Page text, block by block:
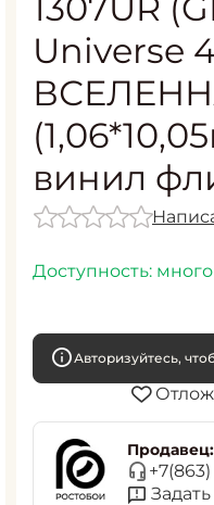
Universe
винил
Доступность: много
Авторизуйтесь,
Продавец: